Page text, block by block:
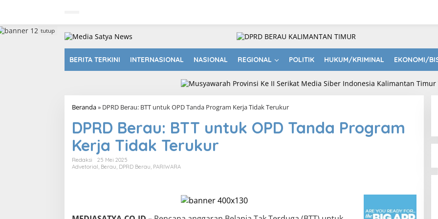
a
BERITA TERKINI INTERNASIONAL NASIONAL REGIONAL POLITIK HUKUM/KRIMINAL EKONOMI/
tutup
Beranda» DPRD Berau: BTT untuk OPD Tanda Program Kerja Tidak Terukur
DPRD Berau: BTT untuk OPD Tanda Program
Kerja Tidak Terukur
Redaksi
25 Mei 2025
Advetorial Berau DPRD Berau PARIWARA